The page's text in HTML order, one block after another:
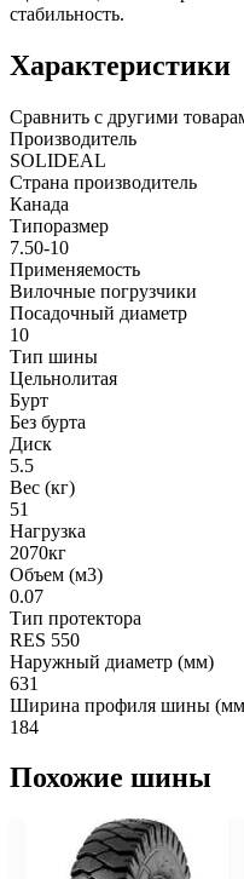
стабильность.
Характеристики
Сравнить с другими
Производитель
SOLIDEAL
Страна производитель
Канада
Типоразмер
7.50-10
Применяемость
Вилочные погрузчики
Посадочный диаметр
10
Тип шины
Цельнолитая
Бурт
Без бурта
Диск
5.5
Вес (кг)
51
Нагрузка
2070кг
Объем (м3)
0.07
Тип протектора
RES 550
Наружный диаметр (мм)
631
Ширина профиля шины
184
Похожие шины